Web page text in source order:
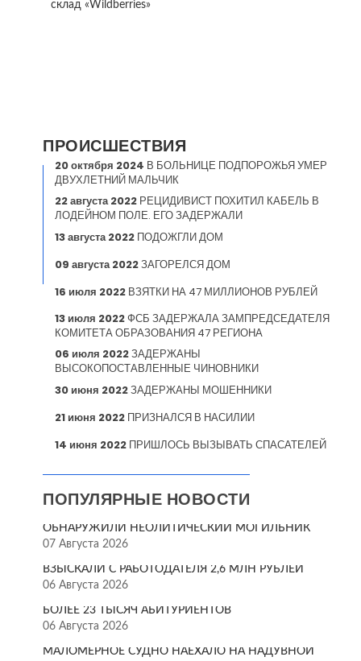
склад «Wildberries»
ПРОИСШЕСТВИЯ
20 октября 2024 В БОЛЬНИЦЕ ПОДПОРОЖЬЯ УМЕР
ДВУХЛЕТНИЙ МАЛЬЧИК
22 августа 2022 РЕЦИДИВИСТ ПОХИТИЛ КАБЕЛЬ В
ЛОДЕЙНОМ ПОЛЕ. ЕГО ЗАДЕРЖАЛИ
13 августа 2022 ПОДОЖГЛИ ДОМ
09 августа 2022ЗАГОРЕЛСЯ ДОМ
16 июля 2022 ВЗЯТКИ НА 47 МИЛЛИОНОВ РУБЛЕЙ
13 июля 2022ФСБ ЗАДЕРЖАЛА ЗАМПРЕДСЕДАТЕЛЯ
КОМИТЕТА ОБРАЗОВАНИЯ 47 РЕГИОНА
06 июля 2022ЗАДЕРЖАНЫ
ВЫСОКОПОСТАВЛЕННЫЕ ЧИНОВНИКИ
30 июня 2022ЗАДЕРЖАНЫ МОШЕННИКИ
21 июня 2022 ПРИЗНАЛСЯ В НАСИЛИИ
14 июня 2022 ПРИШЛОСЬ ВЫЗЫВАТЬ СПАСАТЕЛЕЙ
ПОПУЛЯРНЫЕ НОВОСТИ
ОБНАРУЖИЛИ НЕОЛИТИЧЕСКИЙ МОГИЛЬНИК
07 Августа 2026
ВЗЫСКАЛИ С РАБОТОДАТЕЛЯ 2,6 МЛН РУБЛЕЙ
06 Августа 2026
БОЛЕЕ 23 ТЫСЯЧ АБИТУРИЕНТОВ
06 Августа 2026
МАЛОМЕРНОЕ СУДНО НАЕХАЛО НА НАДУВНОЙ